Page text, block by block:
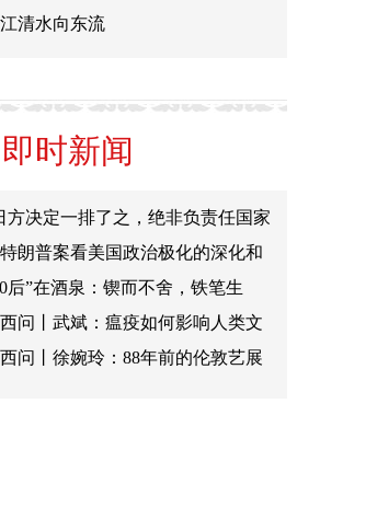
清水向东流
即时新闻
道”布美在乌生物实验室最终调查报
：美企图研发通用基因工程生物武
台专访丨卡塔尔学者：美国霸权主
行径是中东动乱根源
天下美国人权劣迹|报告揭美高校黑
史 明尼苏达大学被曝曾实施“种族
绝”和“种族清洗”
方决定一排了之，绝非负责任国家
为”
特朗普案看美国政治极化的深化和
后”在酒泉：锲而不舍，铁笔生
，他只拿作品说话
西问丨武斌：瘟疫如何影响人类文
？
西问丨徐婉玲：88年前的伦敦艺展